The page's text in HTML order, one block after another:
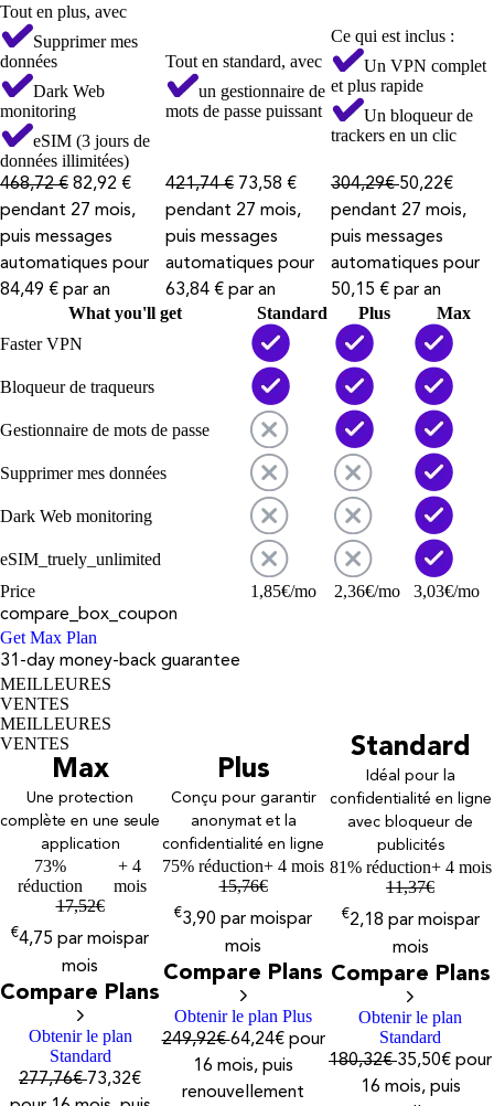
Tout en plus, avec
Supprimer mes
données
Dark Web
monitoring
eSIM (3 jours de
données illimitées)
Tout en standard, avec
un gestionnaire de
mots de passe puissant
Ce qui est inclus :
Un VPN complet
et plus rapide
Un bloqueur de
trackers en un clic
468,72 € 82,92 €
pendant 27 mois,
puis messages
automatiques pour
84,49 € par an
421,74 € 73,58 €
pendant 27 mois,
puis messages
automatiques pour
63,84 € par an
304,29€50,22€
pendant 27 mois,
puis messages
automatiques pour
50,15 € par an
What you'll get Standard Plus
Max
Faster VPN
Bloqueur de traqueurs
Gestionnaire de mots de passe
Supprimer mes données
Dark Web monitoring
eSIM_truely_unlimited
Price
1,85€/mo 2,36€/mo 3,03€/mo
compare_box_coupon
Get Max Plan
31-day money-back guarantee
MEILLEURES
VENTES
MEILLEURES
VENTES
Max
Une protection
complète en une seule
application
73%
réduction
+ 4
mois
17,52€
€4,75 par moispar
mois
Compare Plans
Obtenir le plan
Standard
277,76€73,32€
Plus
Conçu pour garantir
anonymat et la
confidentialité en ligne
75% réduction+ 4 mois
15,76€
€3,90 par moispar
mois
Compare Plans
Obtenir le plan Plus
249,92€64,24€ pour
16 mois, puis
renouvellement
Standard
Idéal pour la
confidentialité en ligne
avec bloqueur de
publicités
81% réduction+ 4 mois
11,37€
€2,18 par moispar
mois
Compare Plans
Obtenir le plan
Standard
180,32€35,50€ pour
16 mois, puis